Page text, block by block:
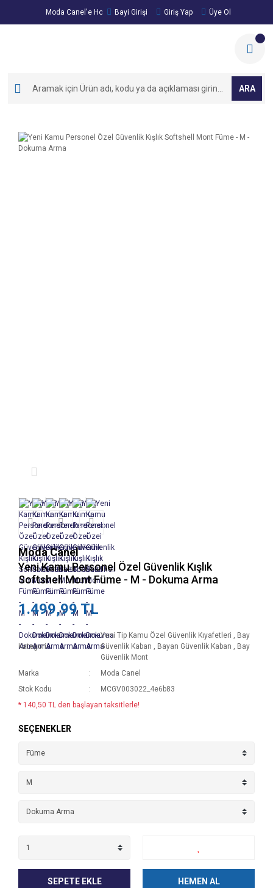
Moda Canel'e Hoşgeldiniz!
Bayi Girişi Giriş Yap Üye Ol
ARA
Moda Canel
Yeni Kamu Personel Özel Güvenlik Kışlık
Softshell Mont Füme - M - Dokuma Arma
1.499,99 TL
Kategori
Yeni Tip Kamu Özel Güvenlik Kıyafetleri , Bay
Güvenlik Kaban , Bayan Güvenlik Kaban , Bay
Güvenlik Mont
Marka
Moda Canel
Stok Kodu
MCGV003022_4e6b83
* 140,50 TL den başlayan taksitlerle!
SEÇENEKLER
SEPETE EKLE HEMEN AL